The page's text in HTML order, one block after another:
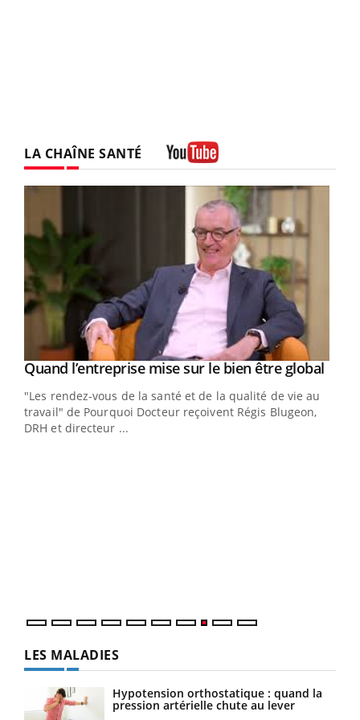
LA CHAÎNE SANTÉ
Youtube
Quand l’entreprise mise sur le bien être global
"Les rendez-vous de la santé et de la qualité de vie au
travail" de Pourquoi Docteur reçoivent Régis Blugeon,
DRH et directeur ...
LES MALADIES
Hypotension orthostatique : quand la
pression artérielle chute au lever